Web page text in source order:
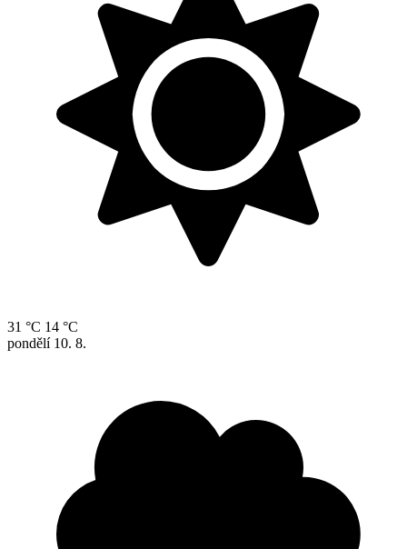
31 °C 14 °C
pondělí 10. 8.